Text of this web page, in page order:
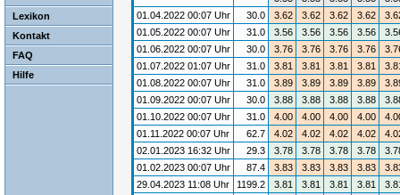
Lexikon
Kontakt
FAQ
Hilfe
01.04.2022 00:07 Uhr
30.0 3.62 3.62 3.62 3.62
01.05.2022 00:07 Uhr
31.0 3.56 3.56 3.56 3.56
01.06.2022 00:07 Uhr
30.0 3.76 3.76 3.76 3.76
01.07.2022 01:07 Uhr
31.0 3.81 3.81 3.81 3.81
01.08.2022 00:07 Uhr
31.0 3.89 3.89 3.89 3.89
01.09.2022 00:07 Uhr
30.0 3.88 3.88 3.88 3.88
01.10.2022 00:07 Uhr
31.0 4.00 4.00 4.00 4.00
01.11.2022 00:07 Uhr
62.7 4.02 4.02 4.02 4.02
02.01.2023 16:32 Uhr
29.3 3.78 3.78 3.78 3.78
01.02.2023 00:07 Uhr
87.4 3.83 3.83 3.83 3.83
29.04.2023 11:08 Uhr
1199.2 3.81 3.81 3.81 3.81